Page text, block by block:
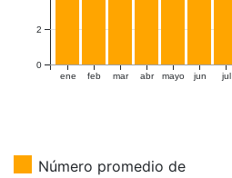
ene feb mar abr mayo jun jul
0
2
Número promedio de